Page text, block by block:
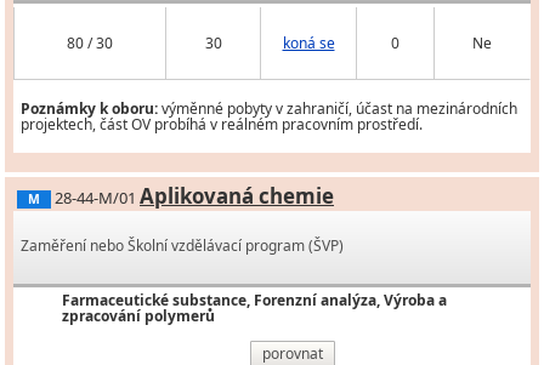
80 / 30 30 koná se 0 Ne
Poznámky k oboru:výměnné pobyty v zahraničí, účast na mezinárodních
projektech, část OV probíhá v reálném pracovním prostředí.
M 28-44-M/01 Aplikovaná chemie
Zaměření nebo Školní vzdělávací program (ŠVP)
Farmaceutické substance, Forenzní analýza, Výroba a
zpracování polymerů
porovnat